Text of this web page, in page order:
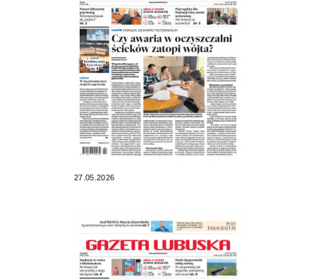
27.05.2026